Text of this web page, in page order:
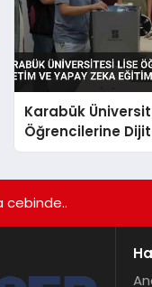
Karabük
Öğrencilerine
Yapay Zeka
cebinde..